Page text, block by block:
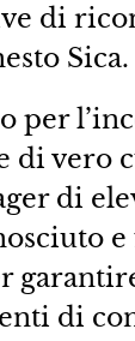
di
Sica.
per
di vero
di
di